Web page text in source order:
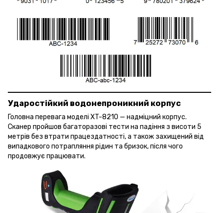
Ударостійкий водонепроникний корпус
Головна перевага моделі XT-8210 — надміцний корпус.
Сканер пройшов багаторазові тести на падіння з висоти 5
метрів без втрати працездатності, а також захищений від
випадкового потрапляння рідин та бризок, після чого
продовжує працювати.